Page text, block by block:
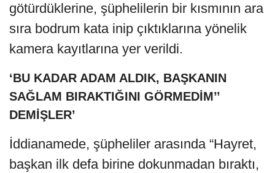
götürdüklerine, şüphelilerin bir kısmının ara
sıra bodrum kata inip çıktıklarına yönelik
kamera kayıtlarına yer verildi.
‘BU KADAR ADAM ALDIK, BAŞKANIN
SAĞLAM BIRAKTIĞINI GÖRMEDİM’’
DEMİŞLER’
İddianamede, şüpheliler arasında “Hayret,
başkan ilk defa birine dokunmadan bıraktı,